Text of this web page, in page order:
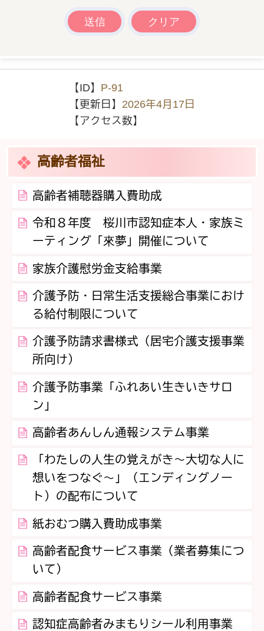
【ID】 P-91
【更新日】 2026年4月17日
【アクセス数】
高齢者福祉
高齢者補聴器購入費助成
令和８年度 桜川市認知症本人・家族ミ
ーティング「來夢」開催について
家族介護慰労金支給事業
介護予防・日常生活支援総合事業におけ
る給付制限について
介護予防請求書様式（居宅介護支援事業
所向け）
介護予防事業「ふれあい生きいきサロ
ン」
高齢者あんしん通報システム事業
「わたしの人生の覚えがき～大切な人に
想いをつなぐ～」（エンディングノー
ト）の配布について
紙おむつ購入費助成事業
高齢者配食サービス事業（業者募集につ
いて）
高齢者配食サービス事業
認知症高齢者みまもりシール利用事業